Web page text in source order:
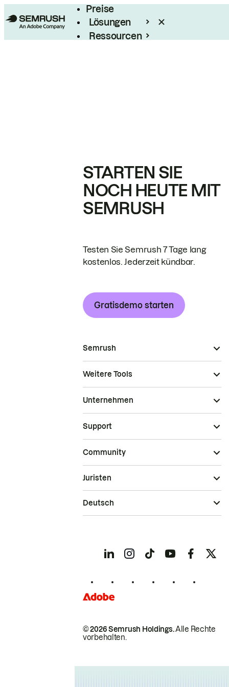
Preise
Lösungen
Ressourcen
STARTEN SIE
NOCH HEUTE MIT
SEMRUSH
Testen Sie Semrush 7 Tage lang
kostenlos. Jederzeit kündbar.
Gratisdemo starten
Semrush
Weitere Tools
Unternehmen
Support
Community
© 2026 Semrush Holdings.Alle Rechte
vorbehalten.
Juristen
Deutsch